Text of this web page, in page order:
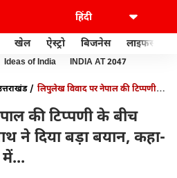
खेल ऐस्ट्रो बिजनेस लाइफस्टाइल
Ideas of India INDIA AT 2047
लिपुलेख विवाद पर नेपाल की टिप्पणी के
की टिप्पणी के बीच
ने दिया बड़ा बयान, कहा-
में...